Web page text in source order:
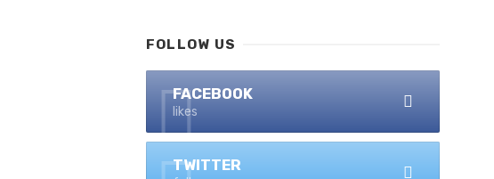
FOLLOW US
FACEBOOK
likes
TWITTER